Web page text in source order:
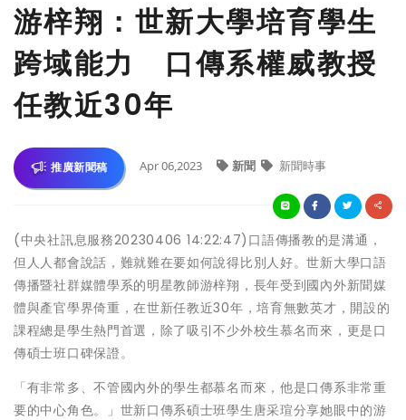
游梓翔：世新大學培育學生
跨域能力 口傳系權威教授
任教近30年
推廣新聞稿 Apr 06,2023 新聞 新聞時事
(中央社訊息服務20230406 14:22:47)口語傳播教的是溝通，
但人人都會說話，難就難在要如何說得比別人好。世新大學口語
傳播暨社群媒體學系的明星教師游梓翔，長年受到國內外新聞媒
體與產官學界倚重，在世新任教近30年，培育無數英才，開設的
課程總是學生熱門首選，除了吸引不少外校生慕名而來，更是口
傳碩士班口碑保證。
「有非常多、不管國內外的學生都慕名而來，他是口傳系非常重
要的中心角色。」世新口傳系碩士班學生唐采瑄分享她眼中的游